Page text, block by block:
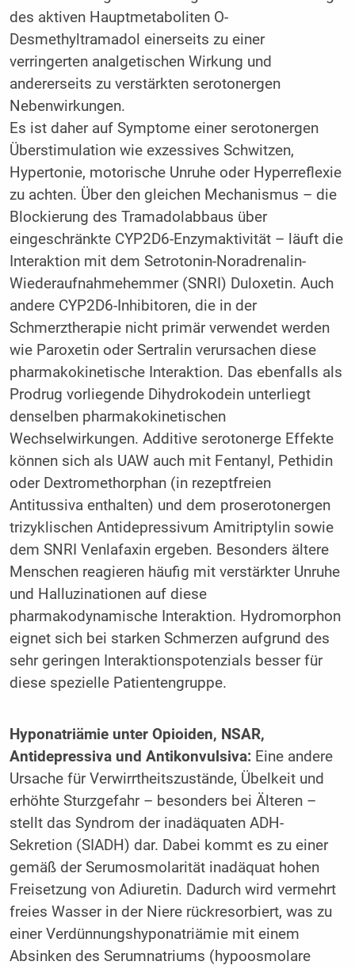
des aktiven Hauptmetaboliten O-
Desmethyltramadol einerseits zu einer
verringerten analgetischen Wirkung und
andererseits zu verstärkten serotonergen
Nebenwirkungen.
Es ist daher auf Symptome einer serotonergen
Überstimulation wie exzessives Schwitzen,
Hypertonie, motorische Unruhe oder Hyperreflexie
zu achten. Über den gleichen Mechanismus – die
Blockierung des Tramadolabbaus über
eingeschränkte CYP2D6-Enzymaktivität – läuft die
Interaktion mit dem Setrotonin-Noradrenalin-
Wiederaufnahmehemmer (SNRI) Duloxetin. Auch
andere CYP2D6-Inhibitoren, die in der
Schmerztherapie nicht primär verwendet werden
wie Paroxetin oder Sertralin verursachen diese
pharmakokinetische Interaktion. Das ebenfalls als
Prodrug vorliegende Dihydrokodein unterliegt
denselben pharmakokinetischen
Wechselwirkungen. Additive serotonerge Effekte
können sich als UAW auch mit Fentanyl, Pethidin
oder Dextromethorphan (in rezeptfreien
Antitussiva enthalten) und dem proserotonergen
trizyklischen Antidepressivum Amitriptylin sowie
dem SNRI Venlafaxin ergeben. Besonders ältere
Menschen reagieren häufig mit verstärkter Unruhe
und Halluzinationen auf diese
pharmakodynamische Interaktion. Hydromorphon
eignet sich bei starken Schmerzen aufgrund des
sehr geringen Interaktionspotenzials besser für
diese spezielle Patientengruppe.
Hyponatriämie unter Opioiden, NSAR,
Antidepressiva und Antikonvulsiva:Eine andere
Ursache für Verwirrtheitszustände, Übelkeit und
erhöhte Sturzgefahr – besonders bei Älteren –
stellt das Syndrom der inadäquaten ADH-
Sekretion (SIADH) dar. Dabei kommt es zu einer
gemäß der Serumosmolarität inadäquat hohen
Freisetzung von Adiuretin. Dadurch wird vermehrt
freies Wasser in der Niere rückresorbiert, was zu
einer Verdünnungshyponatriämie mit einem
Absinken des Serumnatriums (hypoosmolare